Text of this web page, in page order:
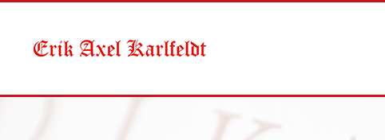
Skip to main content